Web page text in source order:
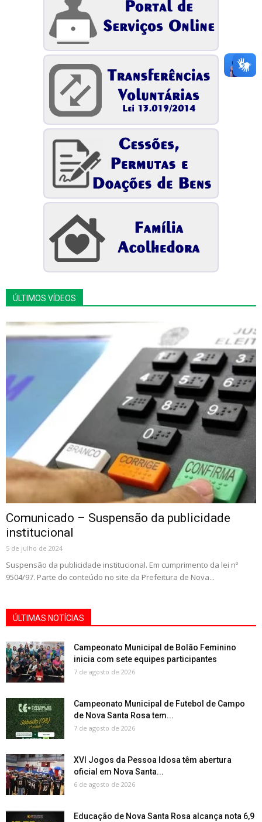
ÚLTIMOS VÍDEOS
Comunicado – Suspensão da publicidade
institucional
5 de julho de 2024
Suspensão da publicidade institucional. Em cumprimento da lei nº
9504/97. Parte do conteúdo no site da Prefeitura de Nova...
ÚLTIMAS NOTÍCIAS
Campeonato Municipal de Bolão Feminino
inicia com sete equipes participantes
7 de agosto de 2026
Campeonato Municipal de Futebol de Campo
de Nova Santa Rosa tem...
7 de agosto de 2026
XVI Jogos da Pessoa Idosa têm abertura
oficial em Nova Santa...
6 de agosto de 2026
Educação de Nova Santa Rosa alcança nota 6,9